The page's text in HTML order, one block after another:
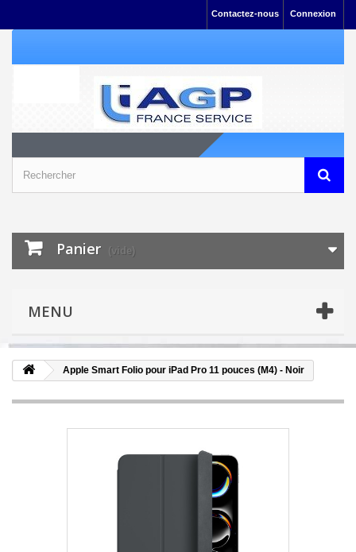
Connexion
Contactez-nous
Panier (vide)
MENU
Apple Smart Folio pour iPad Pro 11 pouces (M4) - Noir